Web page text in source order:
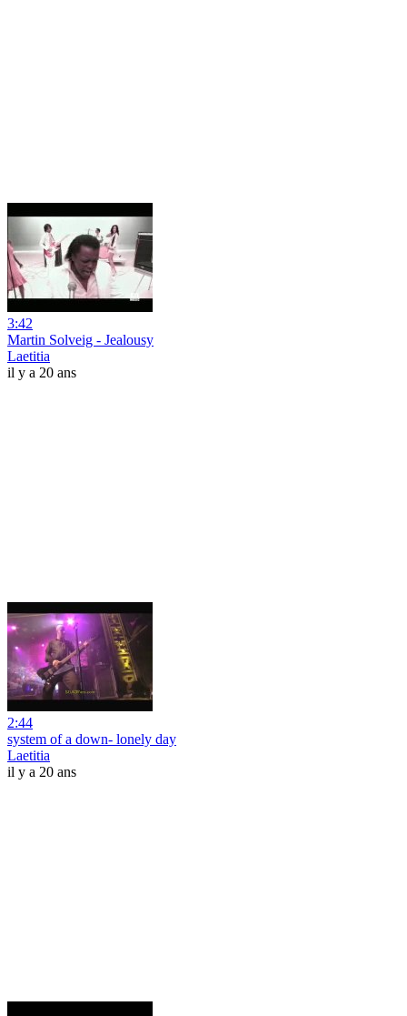
3:42
Martin Solveig - Jealousy
Laetitia
il y a 20 ans
2:44
system of a down- lonely day
Laetitia
il y a 20 ans